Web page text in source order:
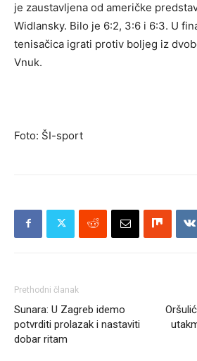
je zaustavljena od američke
Widlansky. Bilo je 6:2, 3:6 i 6:3. U
tenisačica igrati protiv boljeg iz
Vnuk.
Foto: ŠI-sport
Prethodni članak
Sunara: U Zagreb idemo
potvrditi prolazak i nastaviti
dobar ritam